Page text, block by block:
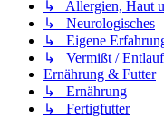
↳ Allergien, Haut
↳ Neurologisches
↳ Eigene
↳ Vermißt /
Ernährung & Futter
↳ Ernährung
↳ Fertigfutter